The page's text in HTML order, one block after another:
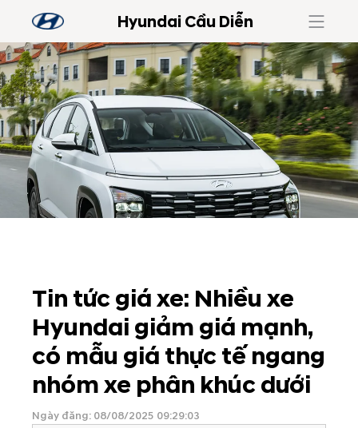
Hyundai Cầu Diễn
Tin tức giá xe: Nhiều xe
Hyundai giảm giá mạnh,
có mẫu giá thực tế ngang
nhóm xe phân khúc dưới
Ngày đăng: 08/08/2025 09:29:03